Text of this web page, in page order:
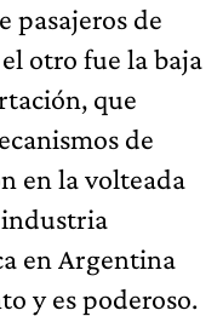
pasajeros de
otro fue la baja
que
de
en la volteada
industria
en Argentina
y es poderoso.